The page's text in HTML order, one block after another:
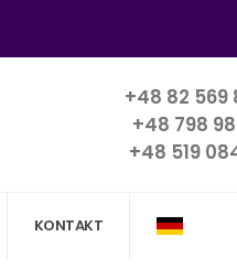
+48 82 569
+48 798
+48 519
KONTAKT